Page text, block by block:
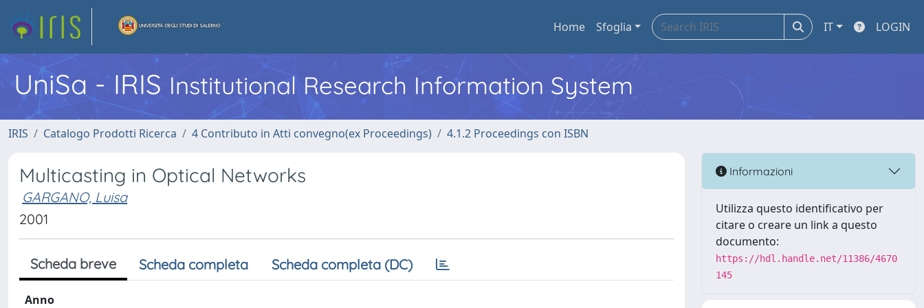
Home Sfoglia IT LOGIN
UniSa - IRIS Institutional Research Information System
IRIS Catalogo Prodotti Ricerca 4 Contributo in Atti convegno(ex Proceedings) 4.1.2 Proceedings con ISBN
Multicasting in Optical Networks
GARGANO, Luisa
2001
Scheda breve Scheda completa Scheda completa (DC)
Anno
Informazioni
Utilizza questo identificativo per
citare o creare un link a questo
documento:
https://hdl.handle.net/11386/4670
145